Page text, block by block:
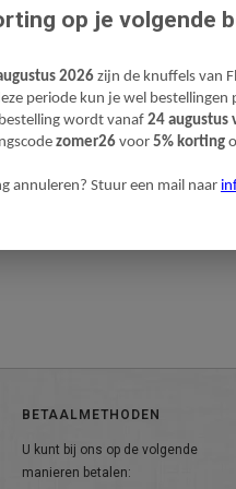
BETAALMETHODEN
U kunt bij ons op de volgende
manieren betalen:
op je volgende
2026zijn de knuffels van
periode kun je wel bestellingen
wordt vanaf 24 augustus
zomer26 voor 5% korting
annuleren? Stuur een mail naar